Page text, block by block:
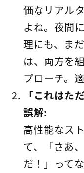
価なリアル
よね。夜間
理にも、ま
は、両方を
プローチ。
「これはた
誤解:
高性能なス
て、「さあ
だ！」って